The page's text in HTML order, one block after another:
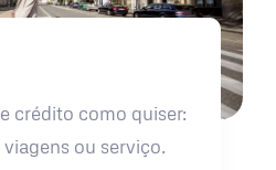
crédito como quiser:
ou serviço.